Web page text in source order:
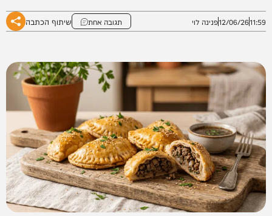
11:59
12/06/26פנינה לוי תגובה אחת שיתוף הכתבה